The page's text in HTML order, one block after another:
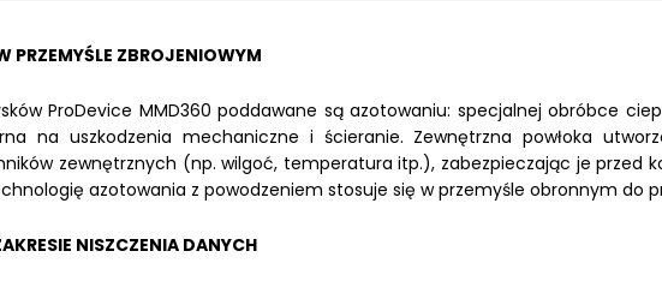
PRZEMYŚLE ZBROJENIOWYM
ProDevice MMD360 poddawane są azotowaniu: specjalnej obróbce
na uszkodzenia mechaniczne i ścieranie. Zewnętrzna powłoka
zewnętrznych (np. wilgoć, temperatura itp.), zabezpieczając je przed
azotowania z powodzeniem stosuje się w przemyśle obronnym do
NISZCZENIA DANYCH